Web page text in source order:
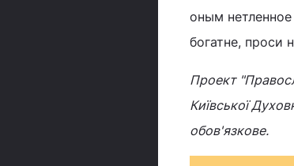
оным
богатне, проси
Проект
Київської
обов'язкове.